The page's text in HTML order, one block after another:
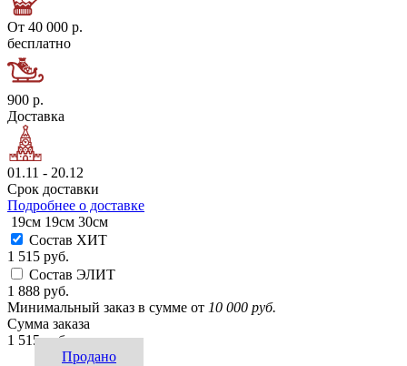
От 40 000 р.
бесплатно
900 р.
Доставка
01.11 - 20.12
Срок доставки
Подробнее о доставке
19см 19см 30см
Состав ХИТ
1 515 руб.
Состав ЭЛИТ
1 888 руб.
Минимальный заказ в сумме от 10 000 руб.
Сумма заказа
1 515 руб.
Продано